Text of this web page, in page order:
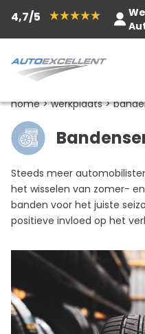
4,7/5
home>werkplaats>
Steeds meer
het wisselen van zomer-
banden voor het juiste
positieve invloed op het